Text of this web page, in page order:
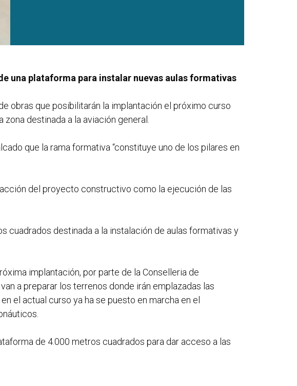
una plataforma para instalar nuevas aulas formativas
obras que posibilitarán la implantación el próximo curso
destinada a la aviación general.
que la rama formativa “constituye uno de los pilares en
del proyecto constructivo como la ejecución de las
cuadrados destinada a la instalación de aulas formativas y
implantación, por parte de la Conselleria de
a preparar los terrenos donde irán emplazadas las
el actual curso ya ha se puesto en marcha en el
de 4.000 metros cuadrados para dar acceso a las